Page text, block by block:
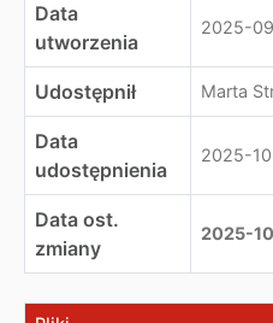
Data
utworzenia
2025-
Udostępnił Marta
Data
udostępnienia
2025-
Data ost.
zmiany
2025-